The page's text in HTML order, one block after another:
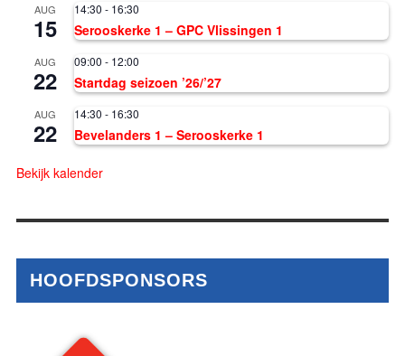
AUG
15
14:30 - 16:30
Serooskerke 1 – GPC Vlissingen 1
AUG
22
09:00 - 12:00
Startdag seizoen ’26/’27
AUG
22
14:30 - 16:30
Bevelanders 1 – Serooskerke 1
Bekijk kalender
HOOFDSPONSORS